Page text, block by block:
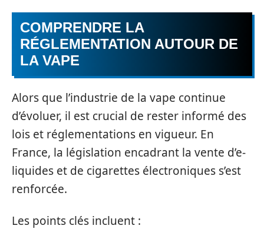
COMPRENDRE LA
RÉGLEMENTATION AUTOUR DE
LA VAPE
Alors que l’industrie de la vape continue
d’évoluer, il est crucial de rester informé des
lois et réglementations en vigueur. En
France, la législation encadrant la vente d’e-
liquides et de cigarettes électroniques s’est
renforcée.
Les points clés incluent :